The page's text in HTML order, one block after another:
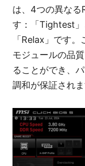
は、4つの異なる
す：「Tightest」
「Relax」です
モジュールの品
ることができ、
調和が保証されま